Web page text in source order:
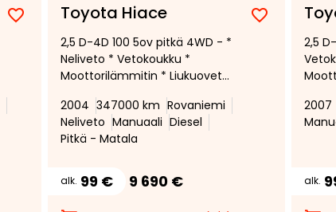
Lisää
suosikiksi
Poista
suosikeista
Toyota Hiace
Lisää
suosikiksi
Poista
2,5 D-4D 100 5ov pitkä 4WD - *
Neliveto * Vetokoukku *
Moottorilämmitin * Liukuovet
ALV *
2004 347000 km Rovaniemi
Neliveto Manuaali Diesel
Pitkä - Matala
alk. 99 € 9 690 €
2,5
2007
alk.